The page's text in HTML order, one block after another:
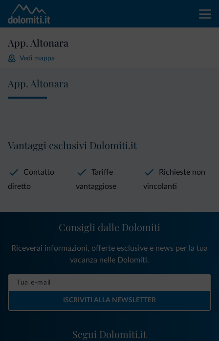
App. Altonara
Vedi mappa
App. Altonara
Vantaggi esclusivi Dolomiti.it
Contatto
diretto
Tariffe
vantaggiose
Richieste non
vincolanti
Segui Dolomiti.it
Consigli dalle Dolomiti
Riceverai informazioni, offerte esclusive e news per la tua
vacanza nelle Dolomiti.
ISCRIVITI ALLA NEWSLETTER